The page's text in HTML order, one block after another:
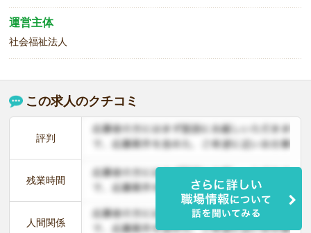
運営主体
社会福祉法人
この求人のクチコミ
評判
残業時間
人間関係